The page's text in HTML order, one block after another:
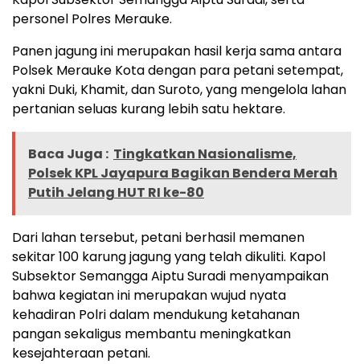
personel Polres Merauke.
Panen jagung ini merupakan hasil kerja sama antara
Polsek Merauke Kota dengan para petani setempat,
yakni Duki, Khamit, dan Suroto, yang mengelola lahan
pertanian seluas kurang lebih satu hektare.
Baca Juga : Tingkatkan Nasionalisme,
Polsek KPL Jayapura Bagikan Bendera Merah
Putih Jelang HUT RI ke-80
Dari lahan tersebut, petani berhasil memanen
sekitar 100 karung jagung yang telah dikuliti. Kapol
Subsektor Semangga Aiptu Suradi menyampaikan
bahwa kegiatan ini merupakan wujud nyata
kehadiran Polri dalam mendukung ketahanan
pangan sekaligus membantu meningkatkan
kesejahteraan petani.